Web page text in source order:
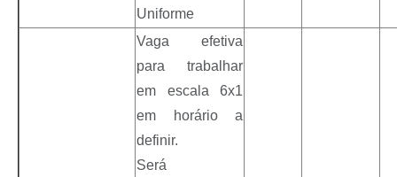
Uniforme
Vaga efetiva
para trabalhar
em escala 6x1
em horário a
definir.
Será